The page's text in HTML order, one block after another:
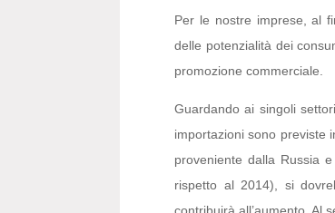
Per le nostre imprese, al
delle potenzialità dei
promozione commerciale.
Guardando ai singoli
importazioni sono previste
proveniente dalla Russia
rispetto al 2014), si